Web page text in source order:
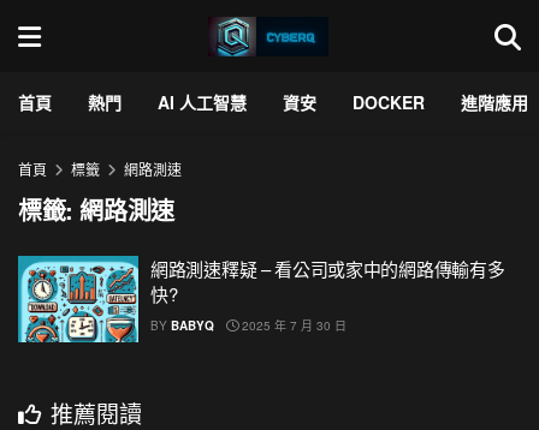
首頁 熱門 AI 人工智慧 資安 DOCKER 進階應用
首頁 標籤 網路測速
標籤:網路測速
網路測速釋疑 – 看公司或家中的網路傳輸有多
快?
BY BABYQ 2025 年 7 月 30 日
推薦閱讀